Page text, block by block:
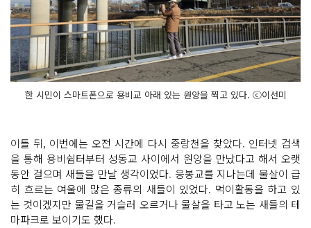
한 시민이 스마트폰으로 용비교 아래 있는 원앙을 찍고 있다. ⓒ이선미
이틀 뒤, 이번에는 오전 시간에 다시 중랑천을 찾았다. 인터넷 검색
을 통해 용비쉼터부터 성동교 사이에서 원앙을 만났다고 해서 오랫
동안 걸으며 새들을 만날 생각이었다. 응봉교를 지나는데 물살이 급
히 흐르는 여울에 많은 종류의 새들이 있었다. 먹이활동을 하고 있
는 것이겠지만 물길을 거슬러 오르거나 물살을 타고 노는 새들의 테
마파크로 보이기도 했다.